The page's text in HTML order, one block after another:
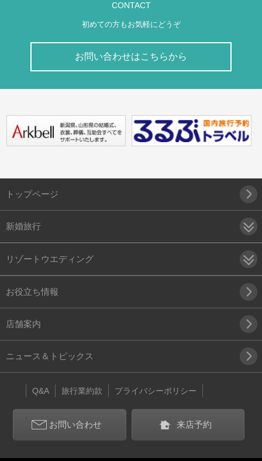
CONTACT
初めての方もお気軽にどうぞ
お問い合わせはこちらから
トップページ
新婚旅行
リゾートウエディング
お役立ち情報
店舗案内
ニュース＆トピックス
Q&A 旅行業約款 プライバシーポリシー
お問い合わせ 来店予約